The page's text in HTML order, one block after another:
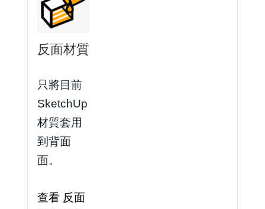
反面材質
只將目前
SketchUp
材質套用
到背面
面。
查看 反面